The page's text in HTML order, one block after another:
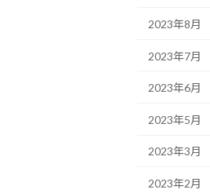
2023年8月
2023年7月
2023年6月
2023年5月
2023年3月
2023年2月